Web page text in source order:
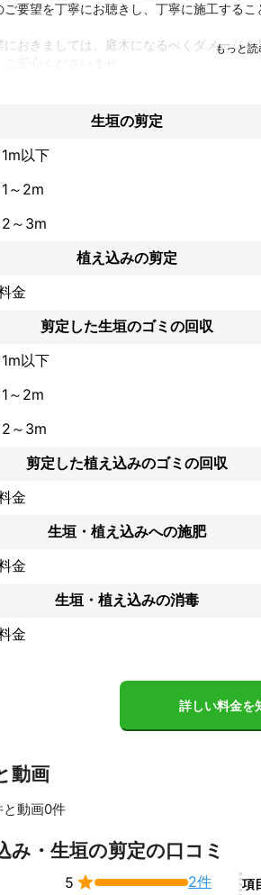
ご要望を丁寧にお聴きし、丁寧に施工するこ
におきましては、庭木になるべくダメージ
木剪定の他にも雑草対策や人工芝など幅広
木の剪定」と「人工芝張り」の施工数が多
剪定
植栽、植樹
理
、平板敷き
お手入れをご希望のお客様には、専用の『
などの書類や施工写真を貯めていけるアル
生垣の剪定
以下
～2m
～3m
植え込みの剪定
金
剪定した生垣のゴミの回収
以下
～2m
～3m
剪定した植え込みのゴミの回収
金
生垣・植え込みへの施肥
金
生垣・植え込みの消毒
金
詳しい料金を
動画
動画0件
み・生垣の剪定の口コミ
5 
2件
項